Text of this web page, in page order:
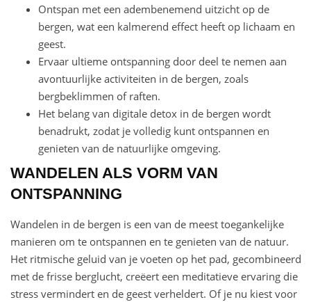
Ontspan met een adembenemend uitzicht op de
bergen, wat een kalmerend effect heeft op lichaam en
geest.
Ervaar ultieme ontspanning door deel te nemen aan
avontuurlijke activiteiten in de bergen, zoals
bergbeklimmen of raften.
Het belang van digitale detox in de bergen wordt
benadrukt, zodat je volledig kunt ontspannen en
genieten van de natuurlijke omgeving.
WANDELEN ALS VORM VAN
ONTSPANNING
Wandelen in de bergen is een van de meest toegankelijke
manieren om te ontspannen en te genieten van de natuur.
Het ritmische geluid van je voeten op het pad, gecombineerd
met de frisse berglucht, creëert een meditatieve ervaring die
stress vermindert en de geest verheldert. Of je nu kiest voor